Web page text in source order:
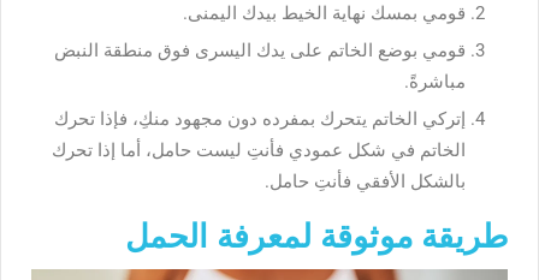
قومي بمسك نهاية الخيط بيدك اليمنى.
قومي بوضع الخاتم على يدك اليسرى فوق منطقة النبض
مباشرةً.
إتركي الخاتم يتحرك بمفرده دون مجهود منكِ، فإذا تحرك
الخاتم في شكل عمودي فأنتِ ليست حامل، أما إذا تحرك
بالشكل الأفقي فأنتِ حامل.
طريقة موثوقة لمعرفة الحمل